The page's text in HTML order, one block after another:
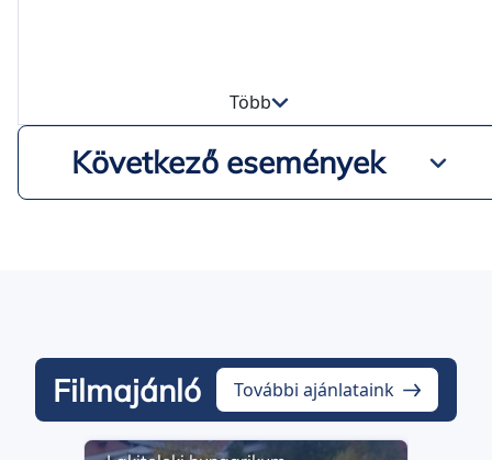
Több
Következő események
Filmajánló További ajánlataink